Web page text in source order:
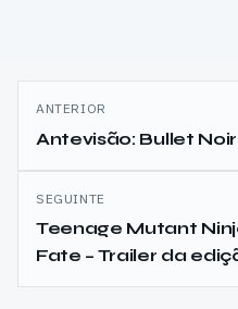
Navegação
de
artigos
ANTERIOR
Antevisão: Bullet Noir
SEGUINTE
Teenage Mutant
Fate – Trailer da